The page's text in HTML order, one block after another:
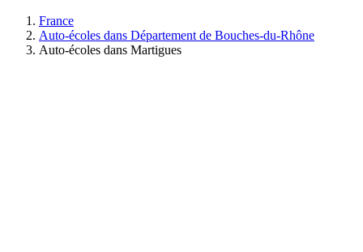
France
Auto-écoles dans Département de Bouches-du-Rhône
Auto-écoles dans Martigues